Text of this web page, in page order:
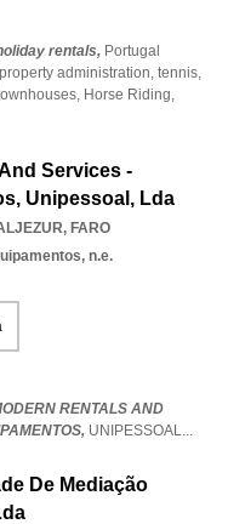
rentals, Portugal
property administration, tennis,
Horse Riding,
Services -
Unipessoal, Lda
, FARO
n.e.
RENTALS AND
UNIPESSOAL...
De Mediação